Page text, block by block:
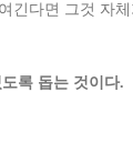
긴다면 그것 자
록 돕는 것이다.